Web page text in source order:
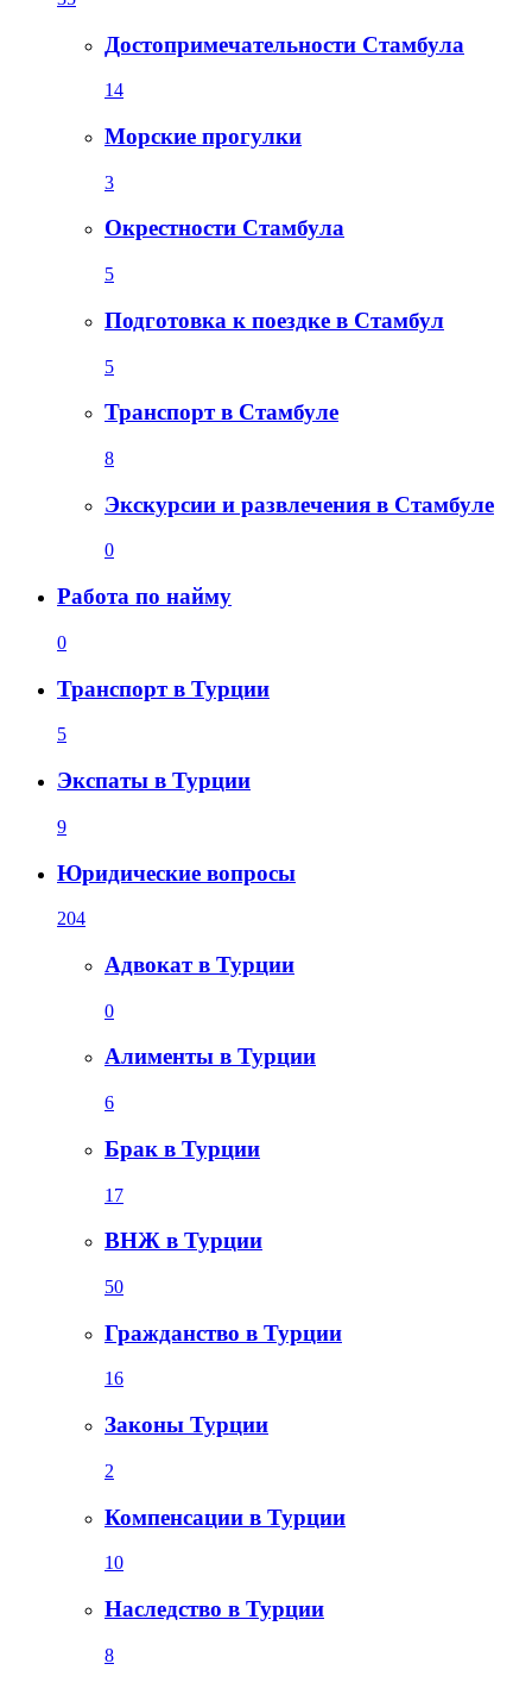
Достопримечательности Стамбула
14
Морские прогулки
3
Окрестности Стамбула
5
Подготовка к поездке в Стамбул
5
Транспорт в Стамбуле
8
Экскурсии и развлечения в Стамбуле
0
Работа по найму
0
Транспорт в Турции
5
Экспаты в Турции
9
Юридические вопросы
204
Адвокат в Турции
0
Алименты в Турции
6
Брак в Турции
17
ВНЖ в Турции
50
Гражданство в Турции
16
Законы Турции
2
Компенсации в Турции
10
Наследство в Турции
8